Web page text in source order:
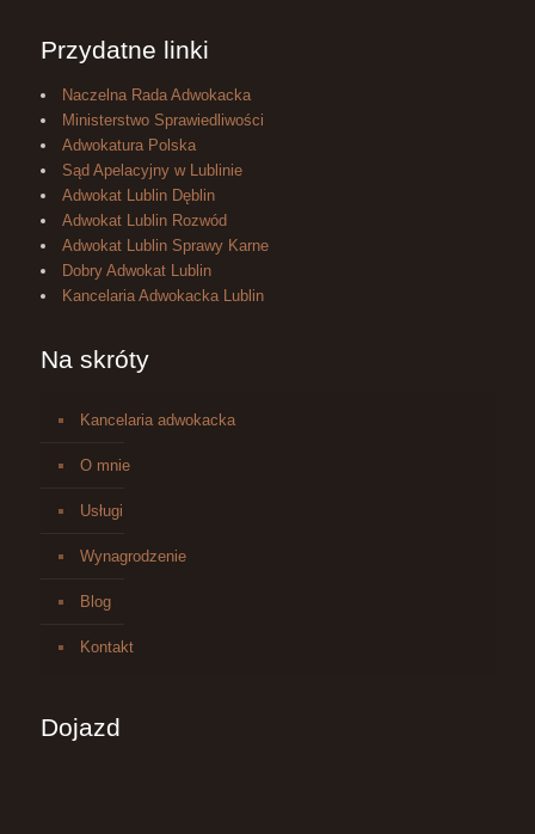
Przydatne linki
Naczelna Rada Adwokacka
Ministerstwo Sprawiedliwości
Adwokatura Polska
Sąd Apelacyjny w Lublinie
Adwokat Lublin Dęblin
Adwokat Lublin Rozwód
Adwokat Lublin Sprawy Karne
Dobry Adwokat Lublin
Kancelaria Adwokacka Lublin
Na skróty
Kancelaria adwokacka
O mnie
Usługi
Wynagrodzenie
Blog
Kontakt
Dojazd